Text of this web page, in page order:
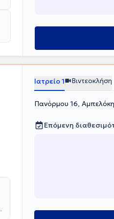
Ιατρείο 1 Βιντεοκλήση
Πανόρμου 16,
Επόμενη